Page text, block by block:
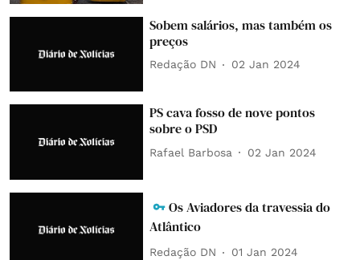
Sobem salários, mas também os
preços
Redação DN 02 Jan 2024
PS cava fosso de nove pontos
sobre o PSD
Rafael Barbosa 02 Jan 2024
Os Aviadores da travessia do
Atlântico
Redação DN 01 Jan 2024